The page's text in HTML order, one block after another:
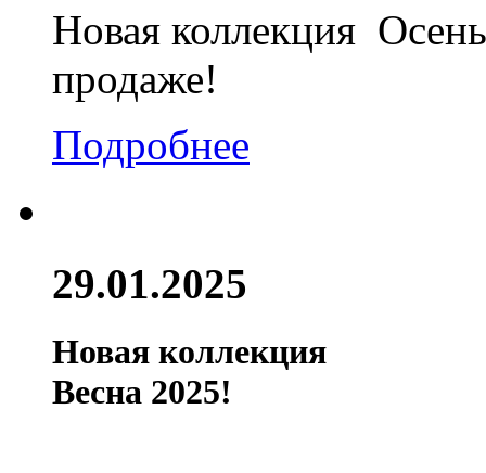
Новая коллекция
продаже!
Подробнее
29.01.2025
Новая коллекция
Весна 2025!